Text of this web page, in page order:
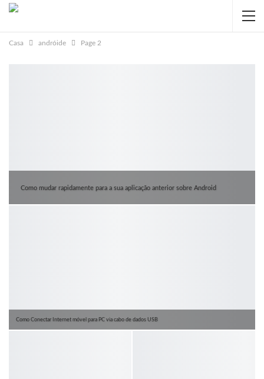
Casa andróide Page 2
Como mudar rapidamente para a sua aplicação anterior sobre Android
Como Conectar Internet móvel para PC via cabo de dados USB